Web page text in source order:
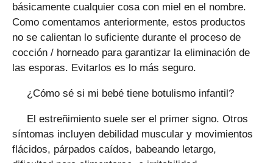
básicamente cualquier cosa con miel en el nombre.
Como comentamos anteriormente, estos productos
no se calientan lo suficiente durante el proceso de
cocción / horneado para garantizar la eliminación de
las esporas. Evitarlos es lo más seguro.
¿Cómo sé si mi bebé tiene botulismo infantil?
El estreñimiento suele ser el primer signo. Otros
síntomas incluyen debilidad muscular y movimientos
flácidos, párpados caídos, babeando letargo,